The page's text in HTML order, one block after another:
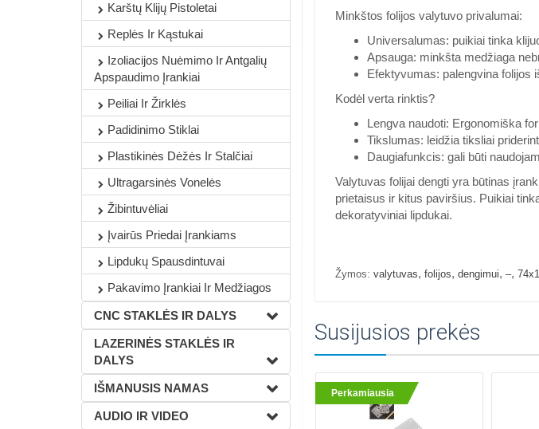
Karštų Klijų Pistoletai
Replės Ir Kąstukai
Izoliacijos Nuėmimo Ir Antgalių
Apspaudimo Įrankiai
Peiliai Ir Žirklės
Padidinimo Stiklai
Plastikinės Dėžės Ir Stalčiai
Ultragarsinės Vonelės
Žibintuvėliai
Įvairūs Priedai Įrankiams
Lipdukų Spausdintuvai
Pakavimo Įrankiai Ir Medžiagos
CNC STAKLĖS IR DALYS
LAZERINĖS STAKLĖS IR
DALYS
IŠMANUSIS NAMAS
AUDIO IR VIDEO
Minkštos folijos valytuvo privalumai:
Universalumas: puikiai tinka
Apsauga: minkšta medžiaga
Efektyvumas: palengvina folijos
Kodėl verta rinktis?
Lengva naudoti: Ergonomiška
Tikslumas: leidžia tiksliai
Daugiafunkcis: gali būti
Valytuvas folijai dengti yra būtinas
prietaisus ir kitus paviršius. Puikiai
dekoratyviniai lipdukai.
Žymos: valytuvas, folijos, dengimui, –,
Susijusios prekės
Perkamiausia